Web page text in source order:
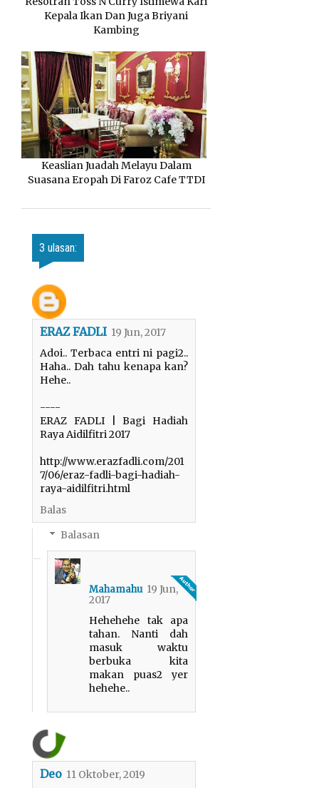
Kepala Ikan Dan Juga Briyani
Kambing
Keaslian Juadah Melayu Dalam
Suasana Eropah Di Faroz Cafe TTDI
3 ulasan:
ERAZ FADLI 19 Jun, 2017
Adoi.. Terbaca entri ni pagi2..
Haha.. Dah tahu kenapa kan?
Hehe..
----
ERAZ FADLI | Bagi Hadiah
Raya Aidilfitri 2017
http://www.erazfadli.com/201
7/06/eraz-fadli-bagi-hadiah-
raya-aidilfitri.html
Balas
Balasan
Mahamahu 19 Jun,
2017
Hehehehe tak apa
tahan. Nanti dah
masuk waktu
berbuka kita
makan puas2 yer
hehehe..
Deo 11 Oktober, 2019